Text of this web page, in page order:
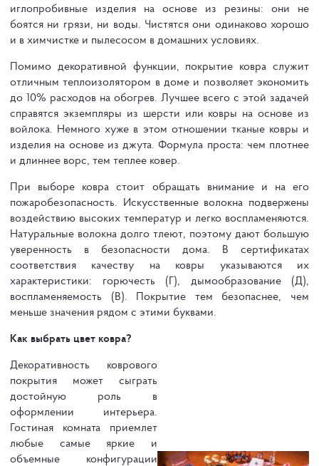
иглопробивные изделия на основе из резины: они не
боятся ни грязи, ни воды. Чистятся они одинаково хорошо
и в химчистке и пылесосом в домашних условиях.
Помимо декоративной функции, покрытие ковра служит
отличным теплоизолятором в доме и позволяет экономить
до 10% расходов на обогрев. Лучшее всего с этой задачей
справятся экземпляры из шерсти или ковры на основе из
войлока. Немного хуже в этом отношении тканые ковры и
изделия на основе из джута. Формула проста: чем плотнее
и длиннее ворс, тем теплее ковер.
При выборе ковра стоит обращать внимание и на его
пожаробезопасность. Искусственные волокна подвержены
воздействию высоких температур и легко воспламеняются.
Натуральные волокна долго тлеют, поэтому дают большую
уверенность в безопасности дома. В сертификатах
соответствия качеству на ковры указываются их
характеристики: горючесть (Г), дымообразование (Д),
воспламеняемость (В). Покрытие тем безопаснее, чем
меньше значения рядом с этими буквами.
Как выбрать цвет ковра?
Декоративность коврового
покрытия может сыграть
достойную роль в
оформлении интерьера.
Гостиная комната приемлет
любые самые яркие и
объемные конфигурации